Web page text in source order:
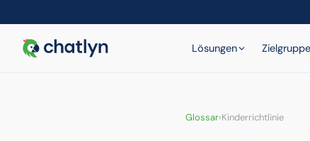
Lösungen
Glossar›Kinderrichtlinie